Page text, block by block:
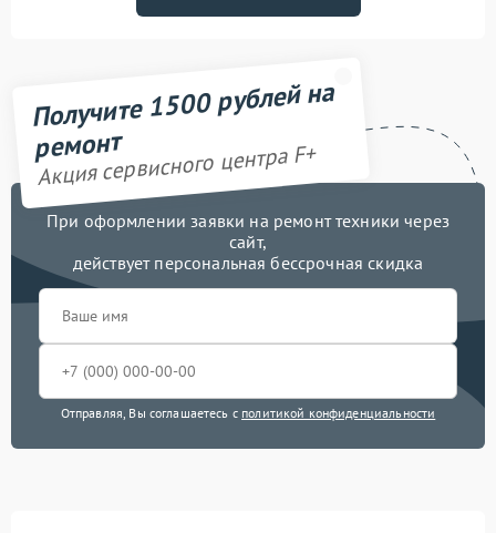
Получите 1500 рублей на
ремонт
Акция сервисного центра F+
При оформлении заявки на ремонт техники через
сайт,
действует персональная бессрочная скидка
Отправляя, Вы соглашаетесь с политикой конфиденциальности